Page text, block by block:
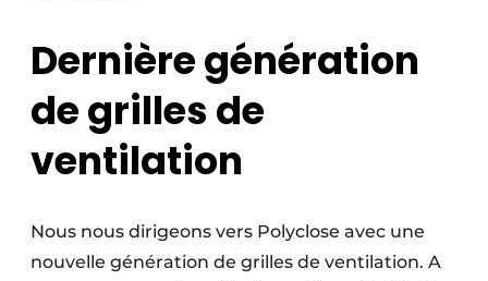
Infrastructures souterraines et égouttage
Protection solaire
Rénovation
Software
Dernière génération
de grilles de
ventilation
Nous nous dirigeons vers Polyclose avec une
nouvelle génération de grilles de ventilation. A